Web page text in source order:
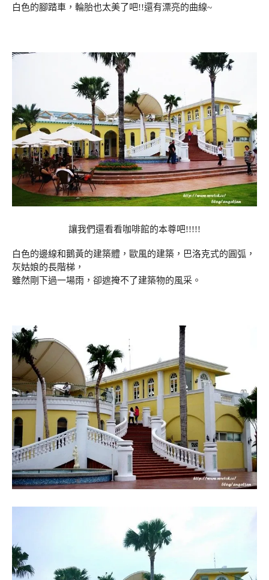
白色的腳踏車，輪胎也太美了吧!!還有漂亮的曲線~
讓我們還看看咖啡館的本尊吧!!!!!
白色的邊線和鵝黃的建築體，歐風的建築，巴洛克式的圓弧，
灰姑娘的長階梯，
雖然剛下過一場雨，卻遮掩不了建築物的風采。